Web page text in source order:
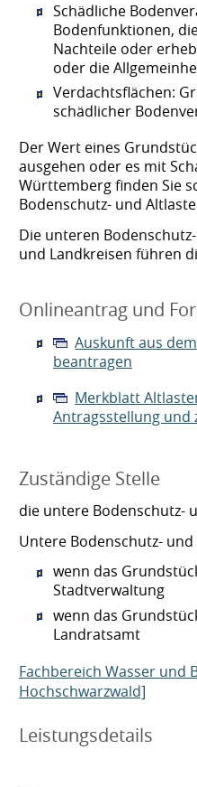
Schädliche
Bodenfunktionen,
Nachteile oder
oder die
Verdachtsflächen:
schädlicher
Der Wert eines
ausgehen oder es mit
Württemberg finden Sie
Bodenschutz- und
Die unteren
und Landkreisen führen
Onlineantrag und
Auskunft aus
beantragen
Merkblatt
Antragsstellung und
Zuständige Stelle
die untere Bodenschutz-
Untere Bodenschutz-
wenn das
Stadtverwaltung
wenn das
Landratsamt
Fachbereich Wasser und
Hochschwarzwald]
Leistungsdetails